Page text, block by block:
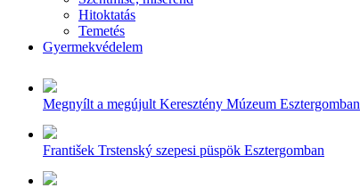
Hitoktatás
Temetés
Gyermekvédelem
Megnyílt a megújult Keresztény Múzeum Esztergomban
František Trstenský szepesi püspök Esztergomban